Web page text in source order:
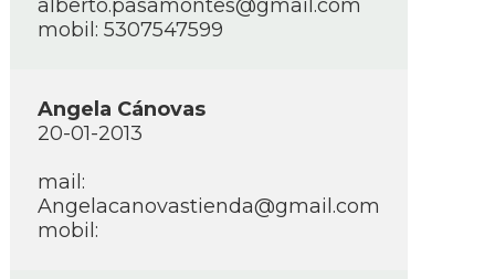
alberto.pasamontes@gmail.com
mobil: 5307547599
Angela Cánovas
20-01-2013
mail:
Angelacanovastienda@gmail.com
mobil: